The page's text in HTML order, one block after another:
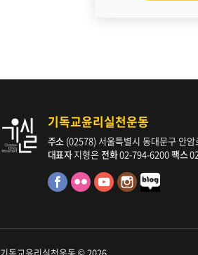
기독교윤리실천운동
주소(02578) 서울특별시 동대문구 안
대표자지형은 전화02-794-6200팩스